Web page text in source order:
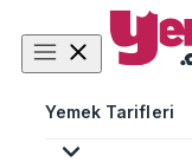
Yemek Tarifleri